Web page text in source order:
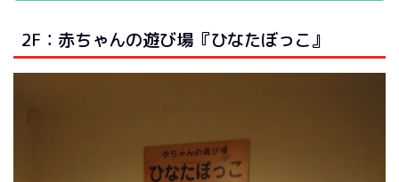
2F：赤ちゃんの遊び場『ひなたぼっこ』